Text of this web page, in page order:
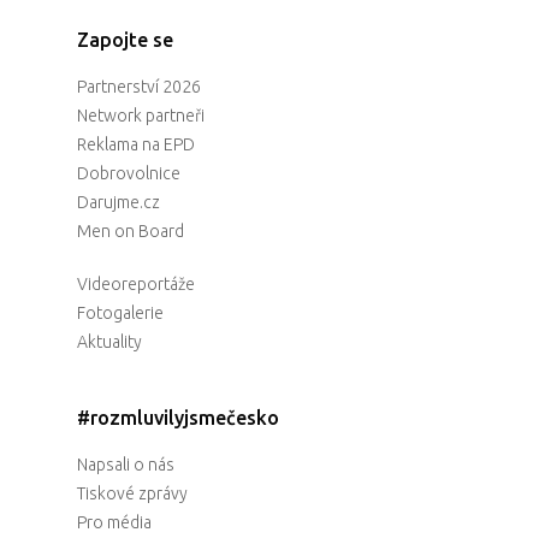
Zapojte se
Partnerství 2026
Network partneři
Reklama na EPD
Dobrovolnice
Darujme.cz
Men on Board
Videoreportáže
Fotogalerie
Aktuality
#rozmluvilyjsmečesko
Napsali o nás
Tiskové zprávy
Pro média